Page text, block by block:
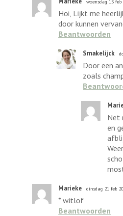
woensdag 15 feb
Hoi, Lijkt me
door kunnen
Beantwoorden
Smakelijck
Door een
zoals
Net
en
Marieke dinsdag 21 feb
* witlof
Beantwoorden